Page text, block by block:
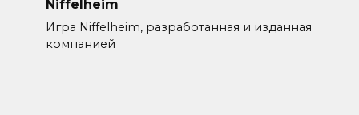
Niffelheim
Игра Niffelheim, разработанная и изданная
компанией